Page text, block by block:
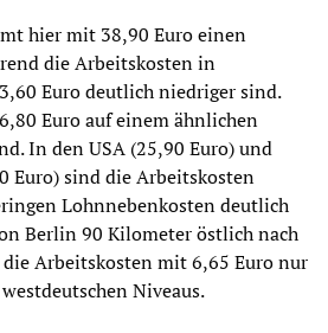
hier mit 38,90 Euro einen
die Arbeitskosten in
Euro deutlich niedriger sind.
Euro auf einem ähnlichen
In den USA (25,90 Euro) und
Euro) sind die Arbeitskosten
Lohnnebenkosten deutlich
Berlin 90 Kilometer östlich nach
Arbeitskosten mit 6,65 Euro nur
Niveaus.